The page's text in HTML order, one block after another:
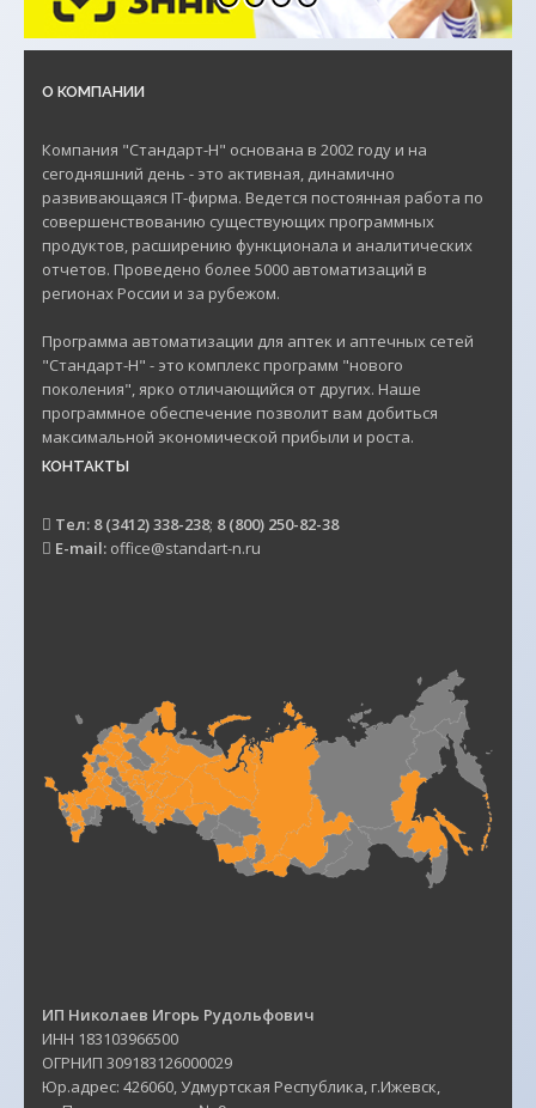
О КОМПАНИИ
Компания "Стандарт-Н" основана в 2002 году и на
сегодняшний день - это активная, динамично
развивающаяся IT-фирма. Ведется постоянная работа по
совершенствованию существующих программных
продуктов, расширению функционала и аналитических
отчетов. Проведено более 5000 автоматизаций в
регионах России и за рубежом.
Программа автоматизации для аптек и аптечных сетей
"Стандарт-Н" - это комплекс программ "нового
поколения", ярко отличающийся от других. Наше
программное обеспечение позволит вам добиться
максимальной экономической прибыли и роста.
КОНТАКТЫ
Тел: 8 (3412) 338-238; 8 (800) 250-82-38
E-mail: office@standart-n.ru
ИП Николаев Игорь Рудольфович
ИНН 183103966500
ОГРНИП 309183126000029
Юр.адрес: 426060, Удмуртская Республика, г.Ижевск,